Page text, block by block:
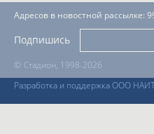
© Стадион, 1998-2026
Разработка и поддержка ООО
Адресов в новостной рассылке:
Подпишись